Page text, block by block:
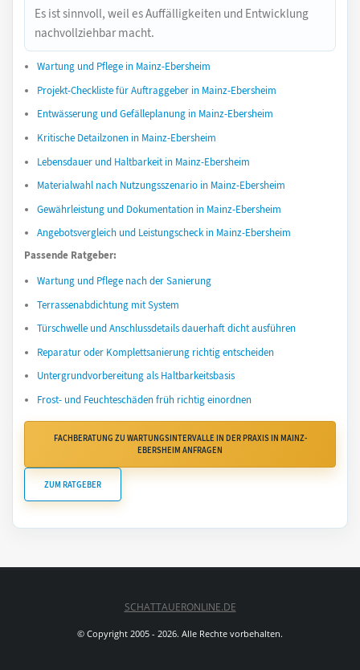
Es ist sinnvoll, weil es Auffälligkeiten und Entwicklung
nachvollziehbar macht.
Wartung und Pflege in Mainz-Ebersheim
Projekt-Checkliste für Auftraggeber in Mainz-Ebersheim
Entwässerung und Gefälleplanung in Mainz-Ebersheim
Kritische Detailzonen in Mainz-Ebersheim
Lebensdauer und Haltbarkeit in Mainz-Ebersheim
Materialwahl nach Nutzungsszenario in Mainz-Ebersheim
Gewährleistung und Dokumentation in Mainz-Ebersheim
Angebotsvergleich und Leistungscheck in Mainz-Ebersheim
Passende Ratgeber:
Wartung und Pflege nach der Sanierung
Terrassenabdichtung mit System
Türschwelle und Anschlussdetails dauerhaft dicht ausführen
Reparatur oder Komplettsanierung richtig entscheiden
Untergrundvorbereitung als Haltbarkeitsbasis
Frost- und Feuchteschäden früh richtig einordnen
FACHBERATUNG ZU WARTUNGSINTERVALLE IN DER PRAXIS IN MAINZ-
EBERSHEIM ANFRAGEN
ZUM RATGEBER
SCHATTAUERONLINE.DE
© Copyright 2005 - 2026. Alle Rechte vorbehalten.